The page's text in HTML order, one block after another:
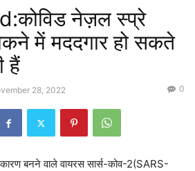
नेज़ल स्प्रे
में मददगार हो सकते
हैं
28, 2022 0
बनने वाले वायरस सार्स-कोव-2(SARS-